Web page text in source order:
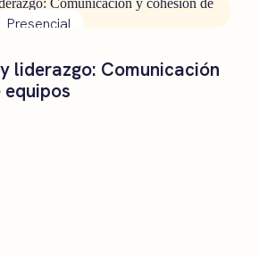
Presencial
liderazgo: Comunicación
equipos